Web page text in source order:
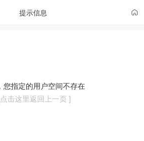
提示信息
您指定的用户空间不存在
击这里返回上一页 ]